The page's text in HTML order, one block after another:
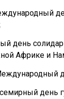
день
Африке и
день